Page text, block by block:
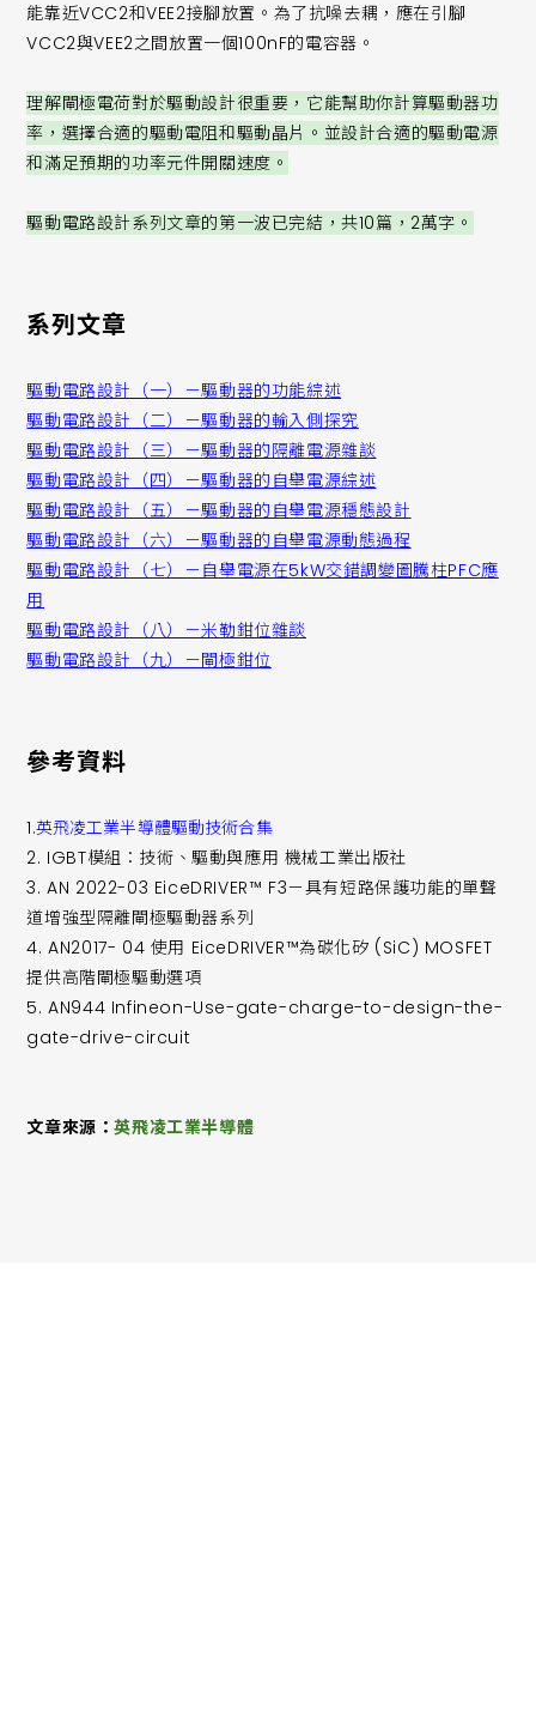
能靠近VCC2和VEE2接腳放置。為了抗噪去耦，應在引腳
VCC2與VEE2之間放置一個100nF的電容器。
理解閘極電荷對於驅動設計很重要，它能幫助你計算驅動器功
率，選擇合適的驅動電阻和驅動晶片。並設計合適的驅動電源
和滿足預期的功率元件開關速度。
驅動電路設計系列文章的第一波已完結，共10篇，2萬字。
系列文章
驅動電路設計（一）－驅動器的功能綜述
驅動電路設計（二）－驅動器的輸入側探究
驅動電路設計（三）－驅動器的隔離電源雜談
驅動電路設計（四）－驅動器的自舉電源綜述
驅動電路設計（五）－驅動器的自舉電源穩態設計
驅動電路設計（六）－驅動器的自舉電源動態過程
驅動電路設計（七）－自舉電源在5kW交錯調變圖騰柱PFC應
用
驅動電路設計（八）－米勒鉗位雜談
驅動電路設計（九）－閘極鉗位
參考資料
1.英飛凌工業半導體驅動技術合集
2. IGBT模組：技術、驅動與應用 機械工業出版社
3. AN 2022-03 EiceDRIVER™ F3－具有短路保護功能的單聲
道增強型隔離閘極驅動器系列
4. AN2017- 04 使用 EiceDRIVER™為碳化矽 (SiC) MOSFET
提供高階閘極驅動選項
5. AN944 Infineon-Use-gate-charge-to-design-the-
gate-drive-circuit
文章來源：英飛凌工業半導體